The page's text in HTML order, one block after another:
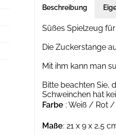
Beschreibung
Süßes Spielzeug
Die Zuckerstange
Mit ihm kann man
Bitte beachten Sie,
Schweinchen hat
Farbe : Weiß / Rot /
Maße: 21 x 9 x 2,5